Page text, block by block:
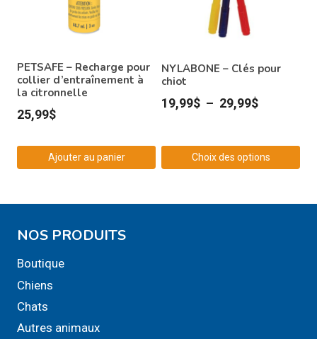
PETSAFE – Recharge pour
collier d’entraînement à
la citronnelle
25,99$
Ajouter au panier
NYLABONE – Clés pour
chiot
19,99$ – 29,99$Plage
19,99$
29,99$
Choix des options
NOS PRODUITS
Boutique
Chiens
Chats
Autres animaux